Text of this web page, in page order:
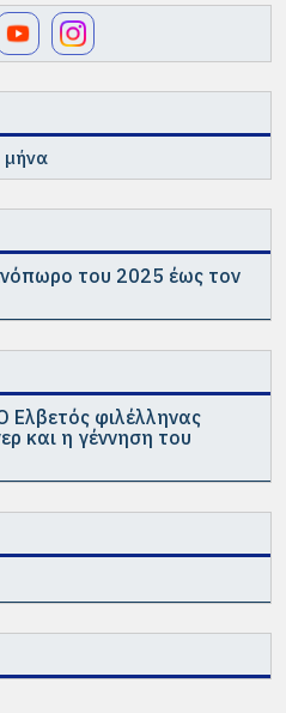
μήνα
του 2025 έως τον
φιλέλληνας
και η γέννηση του